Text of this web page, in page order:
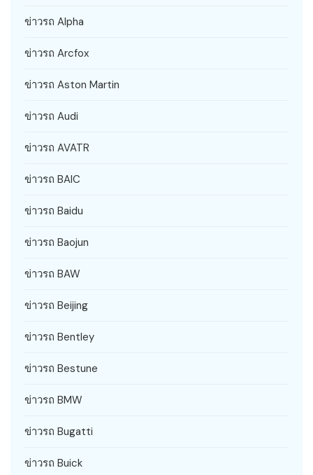
ข่าวรถ Alpha
ข่าวรถ Arcfox
ข่าวรถ Aston Martin
ข่าวรถ Audi
ข่าวรถ AVATR
ข่าวรถ BAIC
ข่าวรถ Baidu
ข่าวรถ Baojun
ข่าวรถ BAW
ข่าวรถ Beijing
ข่าวรถ Bentley
ข่าวรถ Bestune
ข่าวรถ BMW
ข่าวรถ Bugatti
ข่าวรถ Buick